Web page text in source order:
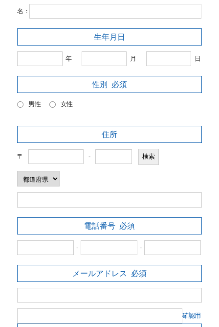
名：
生年月日
年 月 日
性別 必須
男性 女性
住所
〒 -
電話番号 必須
- -
メールアドレス 必須
確認用